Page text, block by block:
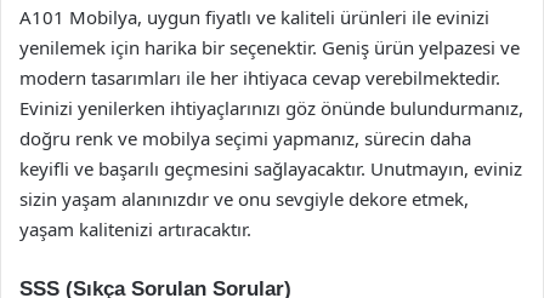
A101 Mobilya, uygun fiyatlı ve kaliteli ürünleri ile evinizi
yenilemek için harika bir seçenektir. Geniş ürün yelpazesi ve
modern tasarımları ile her ihtiyaca cevap verebilmektedir.
Evinizi yenilerken ihtiyaçlarınızı göz önünde bulundurmanız,
doğru renk ve mobilya seçimi yapmanız, sürecin daha
keyifli ve başarılı geçmesini sağlayacaktır. Unutmayın, eviniz
sizin yaşam alanınızdır ve onu sevgiyle dekore etmek,
yaşam kalitenizi artıracaktır.
SSS (Sıkça Sorulan Sorular)